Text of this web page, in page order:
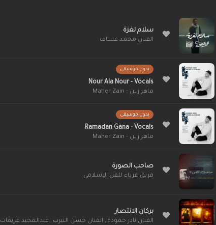
سلام لغزة
الفنان محمد عساف
بدون موسيقى
Nour Ala Nour - Vocals
ماهر زين - Maher Zain
بدون موسيقى
Ramadan Gana - Vocals
ماهر زين - Maher Zain
صاحب الصورة
فريق غرباء للفن الإسلامي
بركان الانتصار
الفنان نادر حمودة , الفنان حسن النيرب , عبدالمجيد عريقات